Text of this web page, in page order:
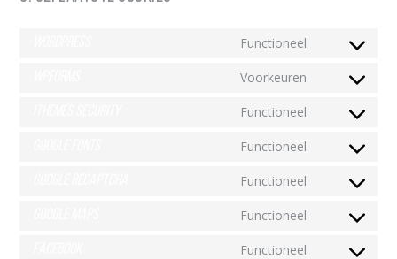
Functioneel
Consent
wordpress
Voorkeuren
Consent
wpforms
Functioneel
Consent
ithemes-
Functioneel
Consent
google-
Functioneel
Consent
google-
Functioneel
Consent
Functioneel